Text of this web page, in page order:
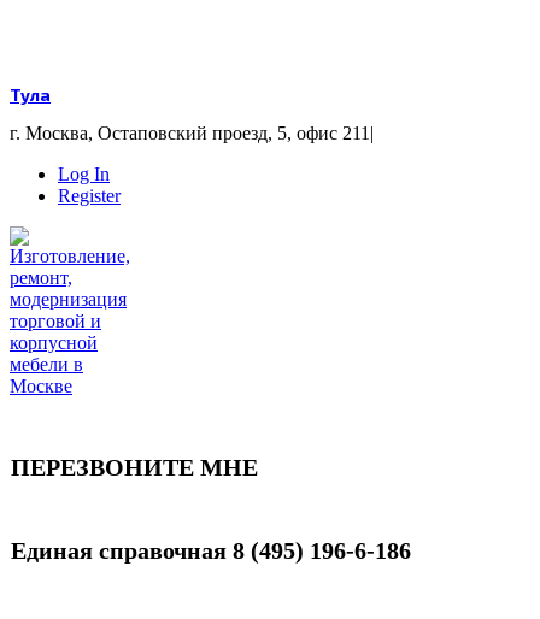
Тула
г. Москва, Остаповский проезд, 5, офис 211 |
Log In
Register
ПЕРЕЗВОНИТЕ МНЕ
Единая справочная 8 (495) 196-6-186